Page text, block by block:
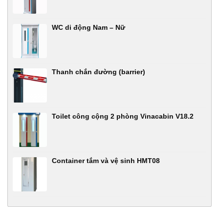
WC di động Nam – Nữ
Thanh chắn đường (barrier)
Toilet công cộng 2 phòng Vinacabin V18.2
Container tắm và vệ sinh HMT08